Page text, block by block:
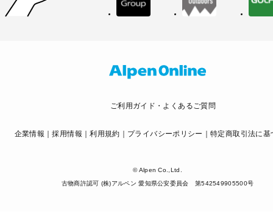
ご利用ガイド・よくあるご質問
企業情報 採用情報 利用規約 プライバシーポリシー 特定商取引法に基
© Alpen Co.,Ltd.
古物商許認可 (株)アルペン 愛知県公安委員会 第542549905500号